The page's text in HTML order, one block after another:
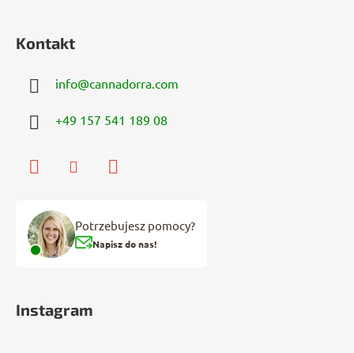
Kontakt
info@cannadorra.com
+49 157 541 189 08
Potrzebujesz pomocy?
Napisz do nas!
Instagram